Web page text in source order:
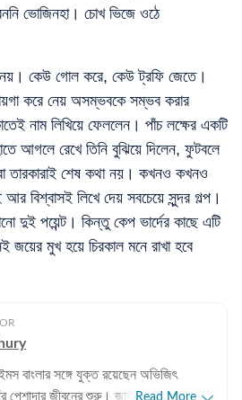
ভোজিনহা। চোখ ভিজে ওঠে
কেউ গোল করে, কেউ ট্রফি জেতে।
করে নেয় অসম্ভবকে সম্ভব করার
নাম লিখিয়ে ফেললেন। পাঁচ লক্ষের একটি
আগলে রেখে তিনি বুঝিয়ে দিলেন, ফুটবলে
তারকারাই শেষ কথা নয়। কখনও কখনও
বিশ্বাসই লিখে দেয় সবচেয়ে সুন্দর গল্প।
দুই পয়েন্ট। কিন্তু কেপ ভার্দের কাছে এটি
মুখ হয়ে চিরকাল মনে রাখা হবে
বাংলার সঙ্গে যুক্ত রয়েছেন অভিজিৎ
পেশাদার জীবনের শুরু। জাতীয়, আন্তর্জাতিক
Read More